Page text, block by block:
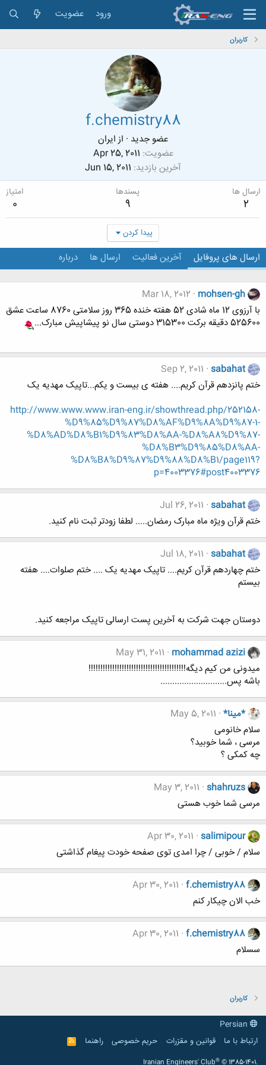
ورود عضویت
کاربران
f.chemistry88
عضو جدید · از ایران
عضویت Apr 25, 2011
آخرین بازدید Jun 15, 2011
ارسال ها
2
پسندها
9
امتیاز
0
پیدا کردن
ارسال های پروفایل آخرین فعالیت ارسال ها درباره
mohsen-gh
Mar 18, 2012
با آرزوی 12 ماه شادی 52 هفته خنده 365 روز سلامتی 8760 ساعت عشق
525600 دقیقه برکت 315300 دوستی سال نو پیشاپیش مبارک...
sabahat
Sep 2, 2011
ختم پانزدهم قرآن کریم.... هفته ی بیست و یکم...تاپیک مهدیه یک
http://www.www.www.iran-eng.ir/showthread.php/252158-
%D9%85%D9%87%D8%AF%D9%8A%D9%87-1-
%D8%AD%D8%B1%D9%83%D8%AA-%D8%A8%D9%87-
%D8%B3%D9%85%D8%AA-
%D8%B8%D9%87%D9%88%D8%B1/page119?
p=4003376#post4003376
sabahat
Jul 26, 2011
ختم قرآن ویژه ماه مبارک رمضان..... لطفا زودتر ثبت نام کنید.
sabahat
Jul 18, 2011
ختم چهاردهم قرآن کریم.... تاپیک مهدیه یک .... ختم صلوات.... هفته
بیستم
دوستان جهت شرکت به آخرین پست ارسالی تاپیک مراجعه کنید.
mohammad azizi
May 31, 2011
میدونی من کیم دیگه!!!!!!!!!!!!!!!!!!!!!!!!!!!!!!!!!!!!!!!!!
باشه پس............................
*مینا* May 5, 2011
سلام خانومی
مرسی ، شما خوبید؟
چه کمکی ؟
shahruzs
May 3, 2011
مرسی شما خوب هستی
salimipour
Apr 30, 2011
سلام / خوبی / چرا امدی توی صفحه خودت پیغام گذاشتی
f.chemistry88
Apr 30, 2011
خب الان چیکار کنم
f.chemistry88
Apr 30, 2011
سسلام
کاربران
ارتباط با ما
قوانین و مقرّرات حریم خصوصی راهنما
R
S
Iranian Engineers' Club® © 1385-1401.